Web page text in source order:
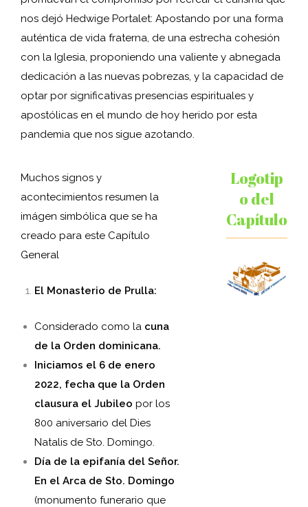
nos dejó Hedwige Portalet: Apostando por una forma
auténtica de vida fraterna, de una estrecha cohesión
con la Iglesia, proponiendo una valiente y abnegada
dedicación a las nuevas pobrezas, y la capacidad de
optar por significativas presencias espirituales y
apostólicas en el mundo de hoy herido por esta
pandemia que nos sigue azotando.
Muchos signos y
acontecimientos resumen la
imágen simbólica que se ha
creado para este Capítulo
General
El Monasterio de Prulla:
Considerado como la cuna
de la Orden dominicana.
Iniciamos el 6 de enero
2022, fecha que la Orden
clausura el Jubileo por los
800 aniversario del Dies
Natalis de Sto. Domingo.
Día de la epifanía del Señor.
En el Arca de Sto. Domingo
(monumento funerario que
Logotip
o del
Capítulo